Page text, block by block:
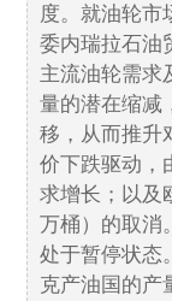
度。就油轮市
委内瑞拉石油
主流油轮需求
量的潜在缩减
移，从而推升
价下跌驱动，
求增长；以及
万桶）的取消
处于暂停状态
克产油国的产